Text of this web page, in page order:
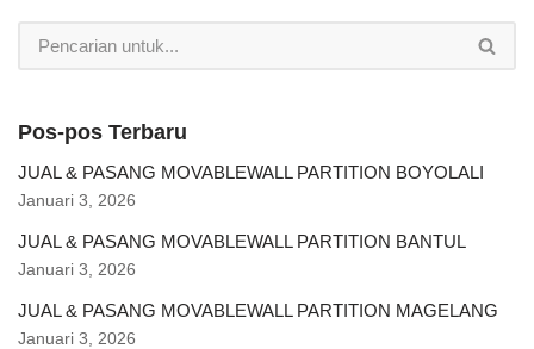
Pos-pos Terbaru
JUAL & PASANG MOVABLEWALL PARTITION BOYOLALI
Januari 3, 2026
JUAL & PASANG MOVABLEWALL PARTITION BANTUL
Januari 3, 2026
JUAL & PASANG MOVABLEWALL PARTITION MAGELANG
Januari 3, 2026